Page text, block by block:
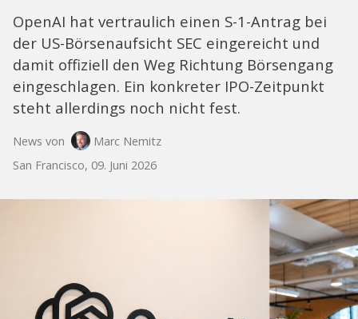
OpenAI hat vertraulich einen S-1-Antrag bei
der US-Börsenaufsicht SEC eingereicht und
damit offiziell den Weg Richtung Börsengang
eingeschlagen. Ein konkreter IPO-Zeitpunkt
steht allerdings noch nicht fest.
News von
Marc Nemitz
San Francisco, 09. Juni 2026